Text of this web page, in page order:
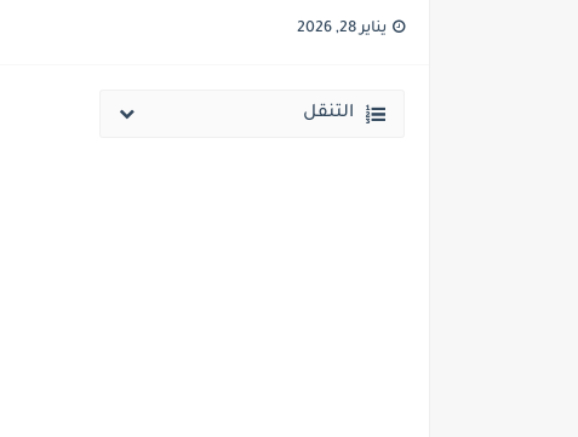
يناير 28, 2026
التنقل